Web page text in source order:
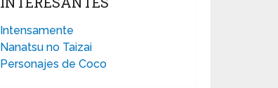
Intensamente
Nanatsu no Taizai
Personajes de Coco